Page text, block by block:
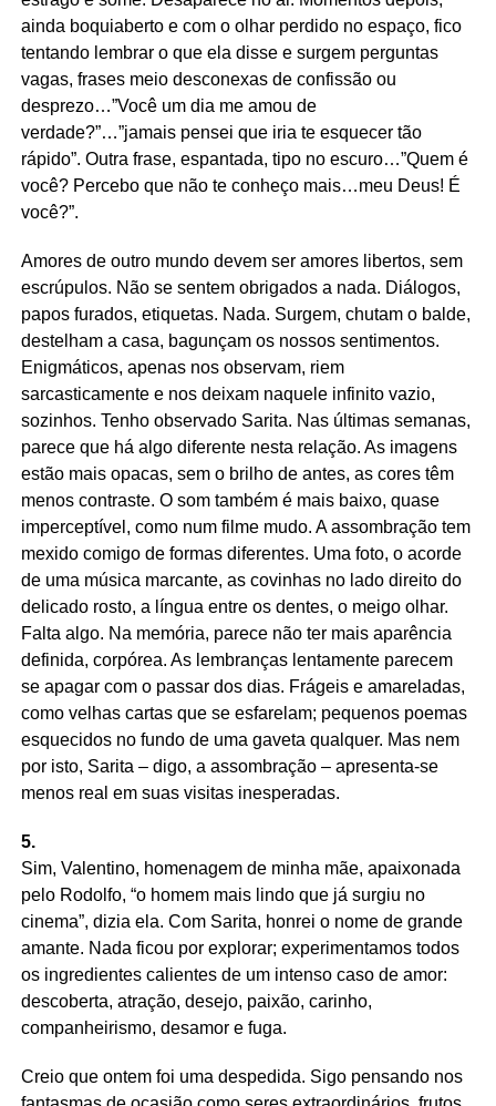
ainda boquiaberto e com o olhar perdido no espaço, fico
tentando lembrar o que ela disse e surgem perguntas
vagas, frases meio desconexas de confissão ou
desprezo…”Você um dia me amou de
verdade?”…”jamais pensei que iria te esquecer tão
rápido”. Outra frase, espantada, tipo no escuro…”Quem é
você? Percebo que não te conheço mais…meu Deus! É
você?”.
Amores de outro mundo devem ser amores libertos, sem
escrúpulos. Não se sentem obrigados a nada. Diálogos,
papos furados, etiquetas. Nada. Surgem, chutam o balde,
destelham a casa, bagunçam os nossos sentimentos.
Enigmáticos, apenas nos observam, riem
sarcasticamente e nos deixam naquele infinito vazio,
sozinhos. Tenho observado Sarita. Nas últimas semanas,
parece que há algo diferente nesta relação. As imagens
estão mais opacas, sem o brilho de antes, as cores têm
menos contraste. O som também é mais baixo, quase
imperceptível, como num filme mudo. A assombração tem
mexido comigo de formas diferentes. Uma foto, o acorde
de uma música marcante, as covinhas no lado direito do
delicado rosto, a língua entre os dentes, o meigo olhar.
Falta algo. Na memória, parece não ter mais aparência
definida, corpórea. As lembranças lentamente parecem
se apagar com o passar dos dias. Frágeis e amareladas,
como velhas cartas que se esfarelam; pequenos poemas
esquecidos no fundo de uma gaveta qualquer. Mas nem
por isto, Sarita – digo, a assombração – apresenta-se
menos real em suas visitas inesperadas.
5.
Sim, Valentino, homenagem de minha mãe, apaixonada
pelo Rodolfo, “o homem mais lindo que já surgiu no
cinema”, dizia ela. Com Sarita, honrei o nome de grande
amante. Nada ficou por explorar; experimentamos todos
os ingredientes calientes de um intenso caso de amor:
descoberta, atração, desejo, paixão, carinho,
companheirismo, desamor e fuga.
Creio que ontem foi uma despedida. Sigo pensando nos